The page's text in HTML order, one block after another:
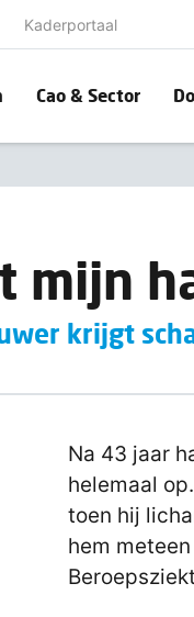
Kaderportaal
Cao & Sector
mijn
krijgt
Na 43 jaar
helemaal
toen hij
hem